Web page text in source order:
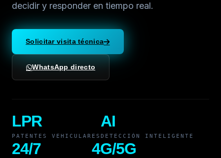
decidir y responder en tiempo real.
Solicitar visita técnica
WhatsApp directo
LPR
PATENTES VEHICULARES
AI
DETECCIÓN INTELIGENTE
24/7 4G/5G